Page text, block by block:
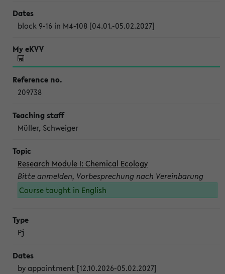
block 9-16 in M4-108 [04.01.-05.02.2027]
209738
Müller, Schweiger
Research Module I: Chemical Ecology
Bitte anmelden, Vorbesprechung nach Vereinbarung
Course taught in English
Pj
by appointment [12.10.2026-05.02.2027]